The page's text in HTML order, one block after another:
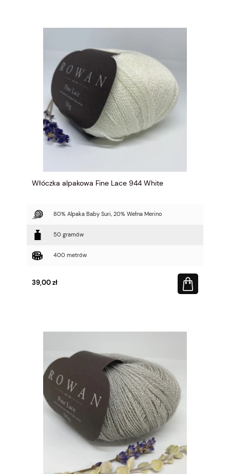
Włóczka alpakowa Fine Lace 944 White
80% Alpaka Baby Suri, 20% Wełna Merino
50 gramów
400 metrów
39,00 zł